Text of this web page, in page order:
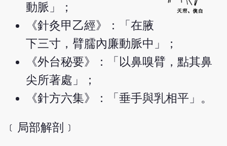
動脈」；
《針灸甲乙經》：「在腋
下三寸，臂臑內廉動脈中」；
《外台秘要》：「以鼻嗅臂，點其鼻
尖所著處」；
《針方六集》：「垂手與乳相平」。
﹝局部解剖﹞